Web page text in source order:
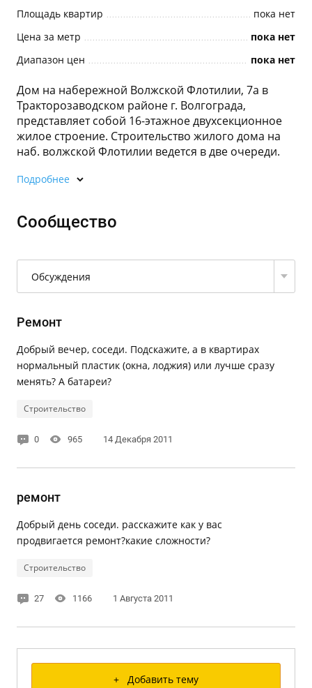
Площадь квартир
пока нет
Цена за метр
пока нет
Диапазон цен
пока нет
Дом на набережной Волжской Флотилии, 7а в
Тракторозаводском районе г. Волгограда,
представляет собой 16-этажное двухсекционное
жилое строение. Строительство жилого дома на
наб. волжской Флотилии ведется в две очереди.
Подробнее
Сообщество
Обсуждения
Ремонт
Добрый вечер, соседи. Подскажите, а в квартирах
нормальный пластик (окна, лоджия) или лучше сразу
менять? А батареи?
Строительство
0 965 14 Декабря 2011
ремонт
Добрый день соседи. расскажите как у вас
продвигается ремонт?какие сложности?
Строительство
27 1166 1 Августа 2011
+ Добавить тему